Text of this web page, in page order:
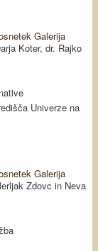
Galerija
Koter, dr. Rajko
Univerze na
Galerija
Zdovc in Neva